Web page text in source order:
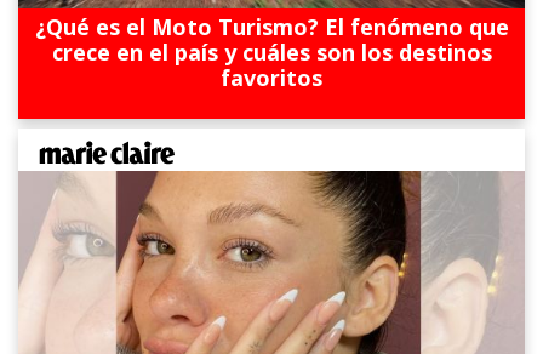
¿Qué es el Moto Turismo? El fenómeno que
crece en el país y cuáles son los destinos
favoritos